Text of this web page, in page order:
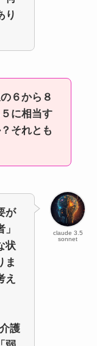
り
６から８
に相当す
それとも
claude 3.5
sonnet
が
状
ま
え
護